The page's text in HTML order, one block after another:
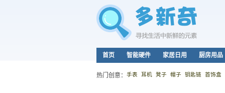
首页 智能硬件 家居日用 厨房用品
热门创意： 手表 耳机 凳子 帽子 钥匙链 首饰盒